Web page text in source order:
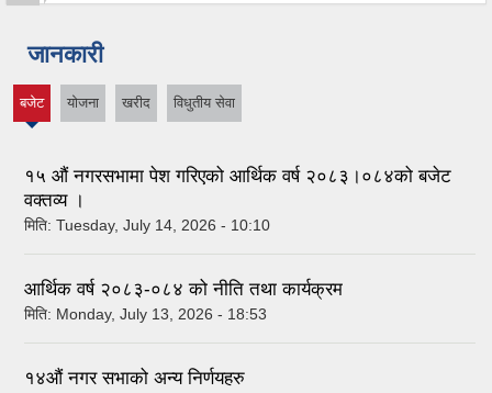
जानकारी
बजेट योजना खरीद विधुतीय सेवा
१५ औं नगरसभामा पेश गरिएको आर्थिक वर्ष २०८३।०८४को बजेट
वक्तव्य ।
मिति: Tuesday, July 14, 2026 - 10:10
आर्थिक वर्ष २०८३-०८४ को नीति तथा कार्यक्रम
मिति: Monday, July 13, 2026 - 18:53
१४औं नगर सभाको अन्य निर्णयहरु